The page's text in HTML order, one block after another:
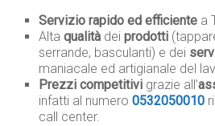
Servizio rapido ed efficiente a
Altaqualità deiprodotti
serrande, basculanti) e dei
maniacale ed artigianale del
Prezzi competitivi grazie all’
infatti al numero0532050010
call center.